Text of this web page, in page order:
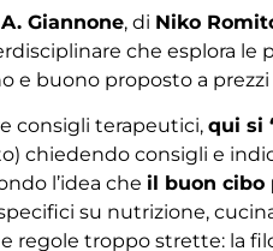
Giannone, di Niko
che esplora le
e buono proposto a
consigli terapeutici, qui si
chiedendo consigli e
l’idea che il buon cibo
su nutrizione,
troppo strette: la